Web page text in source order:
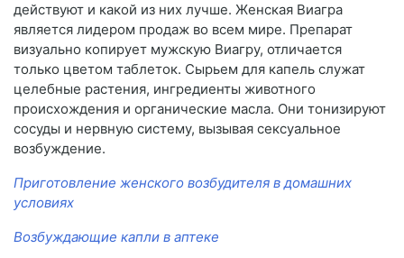
действуют и какой из них лучше. Женская Виагра
является лидером продаж во всем мире. Препарат
визуально копирует мужскую Виагру, отличается
только цветом таблеток. Сырьем для капель служат
целебные растения, ингредиенты животного
происхождения и органические масла. Они тонизируют
сосуды и нервную систему, вызывая сексуальное
возбуждение.
Приготовление женского возбудителя в домашних
условиях
Возбуждающие капли в аптеке